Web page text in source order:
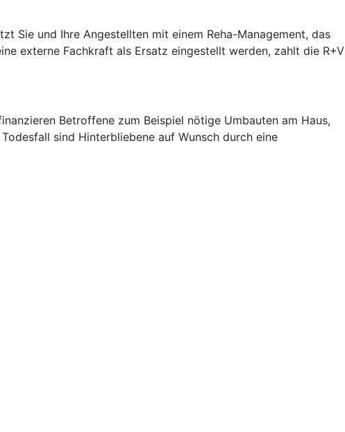
Sie und Ihre Angestellten mit einem Reha-Management, das
externe Fachkraft als Ersatz eingestellt werden, zahlt die R+V
Betroffene zum Beispiel nötige Umbauten am Haus,
sind Hinterbliebene auf Wunsch durch eine